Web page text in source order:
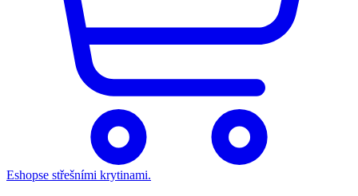
Eshopse střešními krytinami.